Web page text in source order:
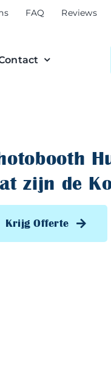
FAQ Reviews
zijn de
Krijg Offerte